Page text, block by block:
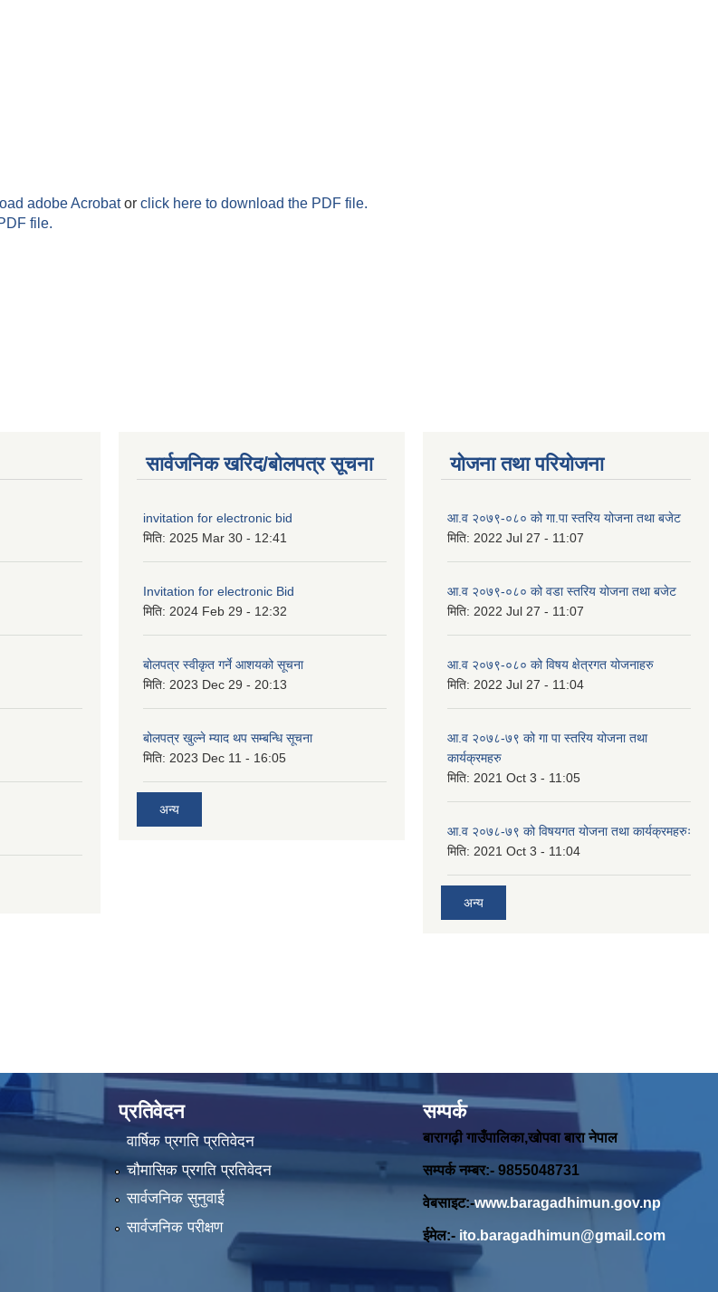
adobe Acrobator click here to download the PDF file.
file.
सार्वजनिक खरिद/बोलपत्र सूचना
invitation for electronic bid
मिति: 2025 Mar 30 - 12:41
Invitation for electronic Bid
मिति: 2024 Feb 29 - 12:32
बोलपत्र स्वीकृत गर्ने आशयको सूचना
मिति: 2023 Dec 29 - 20:13
बोलपत्र खुल्ने म्याद थप सम्बन्धि सूचना
मिति: 2023 Dec 11 - 16:05
अन्य
योजना तथा परियोजना
आ.व २०७९-०८० को गा.पा स्तरिय योजना तथा बजेट
मिति: 2022 Jul 27 - 11:07
आ.व २०७९-०८० को वडा स्तरिय योजना तथा बजेट
मिति: 2022 Jul 27 - 11:07
आ.व २०७९-०८० को विषय क्षेत्रगत योजनाहरु
मिति: 2022 Jul 27 - 11:04
आ.व २०७८-७९ को गा पा स्तरिय योजना तथा
कार्यक्रमहरु
मिति: 2021 Oct 3 - 11:05
आ.व २०७८-७९ को विषयगत योजना तथा कार्यक्रमहरुः
मिति: 2021 Oct 3 - 11:04
अन्य
प्रतिवेदन
वार्षिक प्रगति प्रतिवेदन
चौमासिक प्रगति प्रतिवेदन
सार्वजनिक सुनुवाई
सार्वजनिक परीक्षण
सम्पर्क
बारागढ़ी गाउँपालिका,खोपवा बारा नेपाल
सम्पर्क नम्बर:- 9855048731
वेबसाइट:-www.baragadhimun.gov.np
ईमेल:- ito.baragadhimun@gmail.com